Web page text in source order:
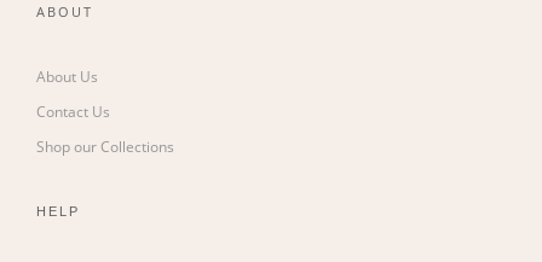
ABOUT
About Us
Contact Us
Shop our Collections
HELP